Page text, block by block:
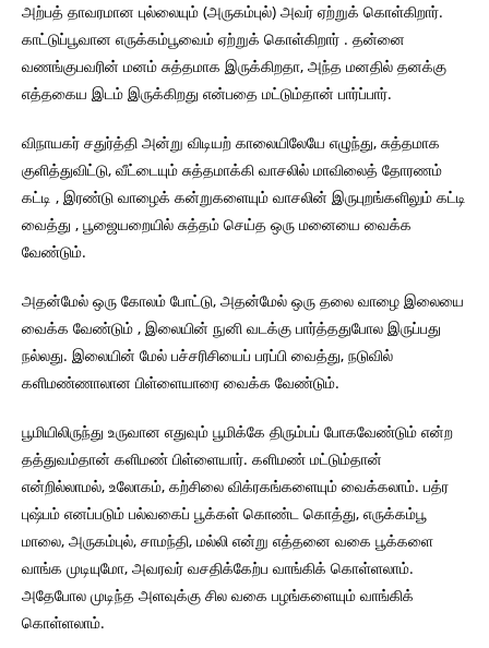
அற்பத் தாவரமான புல்லையும் (அருகம்புல்) அவர் ஏற்றுக் கொள்கிறார்.
காட்டுப்பூவான எருக்கம்பூவைம் ஏற்றுக் கொள்கிறார் . தன்னை
வணங்குபவரின் மனம் சுத்தமாக இருக்கிறதா, அந்த மனதில் தனக்கு
எத்தகைய இடம் இருக்கிறது என்பதை மட்டும்தான் பார்ப்பார்.
விநாயகர் சதுர்த்தி அன்று விடியற் காலையிலேயே எழுந்து, சுத்தமாக
குளித்துவிட்டு, வீட்டையும் சுத்தமாக்கி வாசலில் மாவிலைத் தோரணம்
கட்டி , இரண்டு வாழைக் கன்றுகளையும் வாசலின் இருபுறங்களிலும் கட்டி
வைத்து , பூஜையறையில் சுத்தம் செய்த ஒரு மனையை வைக்க
வேண்டும்.
அதன்மேல் ஒரு கோலம் போட்டு, அதன்மேல் ஒரு தலை வாழை இலையை
வைக்க வேண்டும் , இலையின் நுனி வடக்கு பார்த்ததுபோல இருப்பது
நல்லது. இலையின் மேல் பச்சரிசியைப் பரப்பி வைத்து, நடுவில்
களிமண்ணாலான பிள்ளையாரை வைக்க வேண்டும்.
பூமியிலிருந்து உருவான எதுவும் பூமிக்கே திரும்பப் போகவேண்டும் என்ற
தத்துவம்தான் களிமண் பிள்ளையார். களிமண் மட்டும்தான்
என்றில்லாமல், உலோகம், கற்சிலை விக்ரகங்களையும் வைக்கலாம். பத்ர
புஷ்பம் எனப்படும் பல்வகைப் பூக்கள் கொண்ட கொத்து, எருக்கம்பூ
மாலை, அருகம்புல், சாமந்தி, மல்லி என்று எத்தனை வகை பூக்களை
வாங்க முடியுமோ, அவரவர் வசதிக்கேற்ப வாங்கிக் கொள்ளலாம்.
அதேபோல முடிந்த அளவுக்கு சில வகை பழங்களையும் வாங்கிக்
கொள்ளலாம்.